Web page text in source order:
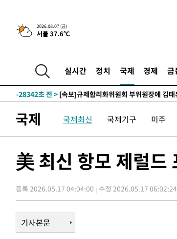
2026.08.07 (금)
서울 37.6℃
실시간 정치 국제 경제 금
-1421초 전 >이란, 호르무즈서 "적국 목표물들"과 대치
례 큰 폭발음
-29320초 전 >
11시간 압수수색에 성접대 파문까지…'
[속보]규제합리화위원회 부위원장에 김
병태 후임
-24700초 전 > [속보]국힘 윤리위, '돌려차기 발언' 진종
25.3%↑
-17185초 전 > [속보]'채상병 순직 책임' 임성근, 항소심도
-17051초 전 >[속보]종합특검, '관저이전 봐주기 감사'
-13651초 전 >
민주 콩고 에볼라환자 4천명 돌파, 4053
-12901초 전 >[속보]'300억원대 사기 혐의' 차가원 대표
-10608초 전 >[속보]경찰·노동부, HL만도 평택사업장
압수수색
-10244초 전 >
[속보]원·달러 환율, 오전 9시 1423.8원
-10040초 전 >[속보]삼성전자·SK하이닉스 동반 강보합
국제 국제최신 국제기구 미주
美 최신 항모 제럴드
등록 2026.05.17 04:04:00 수정 2026.05.17 06:02:24
기사본문